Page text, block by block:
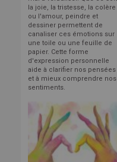
la joie, la tristesse, la colère
ou l'amour, peindre et
dessiner permettent de
canaliser ces émotions sur
une toile ou une feuille de
papier. Cette forme
d'expression personnelle
aide à clarifier nos pensées
et à mieux comprendre nos
sentiments.